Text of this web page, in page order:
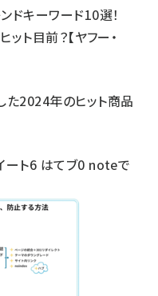
ドキーワード10選！
ット目前？【ヤフー・
た2024年のヒット商品
ート6 はてブ0 noteで